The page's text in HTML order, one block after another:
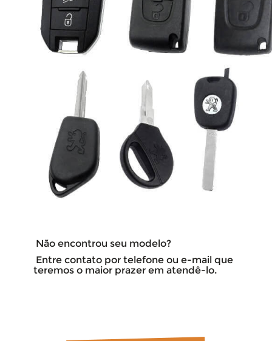
Não encontrou seu modelo?
Entre contato por telefone ou e-mail que
teremos o maior prazer em atendê-lo.